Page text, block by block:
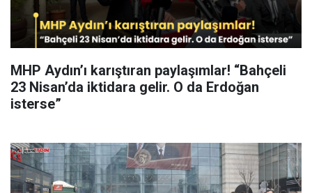
MHP Aydın’ı karıştıran paylaşımlar! “Bahçeli
23 Nisan’da iktidara gelir. O da Erdoğan
isterse”